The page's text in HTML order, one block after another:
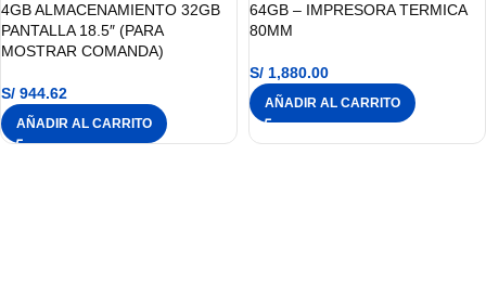
4GB ALMACENAMIENTO 32GB
PANTALLA 18.5″ (PARA
MOSTRAR COMANDA)
S/ 944.62
AÑADIR AL CARRITO
64GB – IMPRESORA TERMICA
80MM
S/ 1,880.00
AÑADIR AL CARRITO